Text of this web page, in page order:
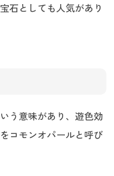
石としても人気があり
う意味があり、遊色効
コモンオパールと呼び